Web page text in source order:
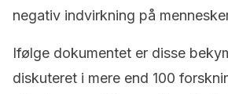
negativ indvirkning på
Ifølge dokumentet er disse
diskuteret i mere end 100